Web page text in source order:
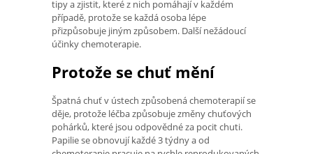
tipy a zjistit, které z nich pomáhají v každém
případě, protože se každá osoba lépe
přizpůsobuje jiným způsobem. Další nežádoucí
účinky chemoterapie.
Protože se chuť mění
Špatná chuť v ústech způsobená chemoterapií se
děje, protože léčba způsobuje změny chuťových
pohárků, které jsou odpovědné za pocit chuti.
Papilie se obnovují každé 3 týdny a od